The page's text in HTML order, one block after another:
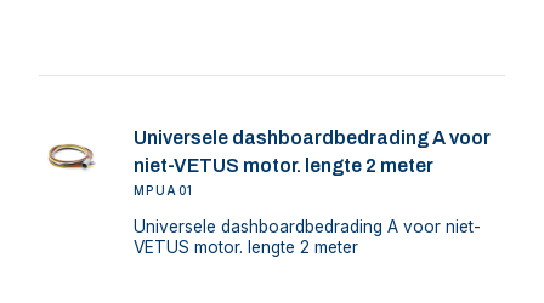
Universele dashboardbedrading A voor
niet-VETUS motor. lengte 2 meter
MPUA01
Universele dashboardbedrading A voor niet-
VETUS motor. lengte 2 meter